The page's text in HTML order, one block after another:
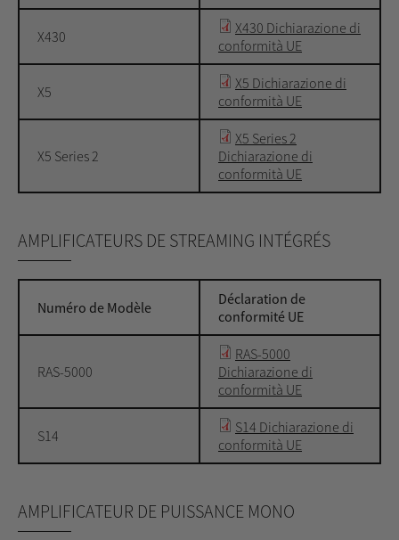
X430
X430 Dichiarazione di
conformità UE
X5
X5 Dichiarazione di
conformità UE
X5 Series 2
X5 Series 2
Dichiarazione di
conformità UE
AMPLIFICATEURS DE STREAMING INTÉGRÉS
Numéro de Modèle
Déclaration de
conformité UE
RAS-5000
RAS-5000
Dichiarazione di
conformità UE
S14
S14 Dichiarazione di
conformità UE
AMPLIFICATEUR DE PUISSANCE MONO